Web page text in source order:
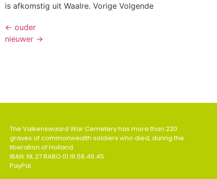
is afkomstig uit Waalre. Vorige Volgende
← ouder
nieuwer →
The Valkenswaard War Cemetery has more than 220
graves of commonwealth soldiers who died, during the
liberation of Holland.
IBAN: NL 27 RABO 01.16.58.46.45
PayPal